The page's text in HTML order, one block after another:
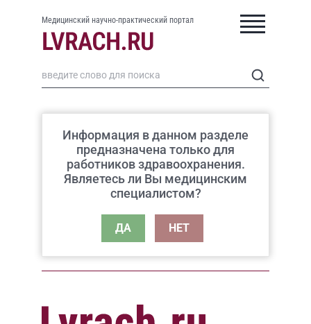
Медицинский научно-практический портал
Информация в данном разделе
предназначена только для
работников здравоохранения.
Являетесь ли Вы медицинским
специалистом?
ДА НЕТ